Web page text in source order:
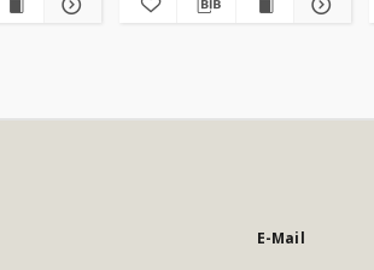
E-Mail